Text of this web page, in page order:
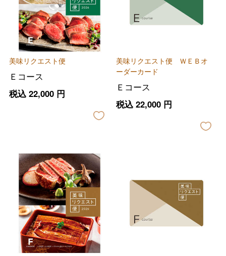
美味リクエスト便
Ｅコース
税込 22,000円
美味リクエスト便 ＷＥＢオ
ーダーカード
Ｅコース
税込 22,000円